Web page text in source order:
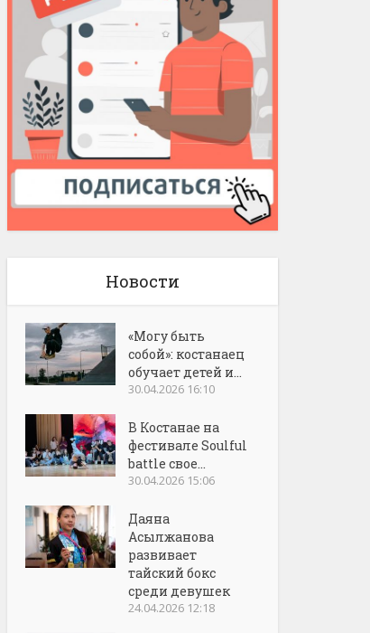
Новости
«Могу быть
собой»: костанаец
обучает детей и...
30.04.2026 16:10
В Костанае на
фестивале Soulful
battle свое...
30.04.2026 15:06
Даяна
Асылжанова
развивает
тайский бокс
среди девушек
24.04.2026 12:18